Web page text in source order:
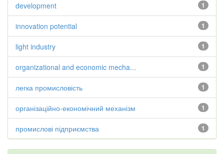
1
development
1
innovation potential
1
light industry
1
organizational and economic mecha...
1
легка промисловість
1
організаційно-економічний механізм
1
промислові підприємства